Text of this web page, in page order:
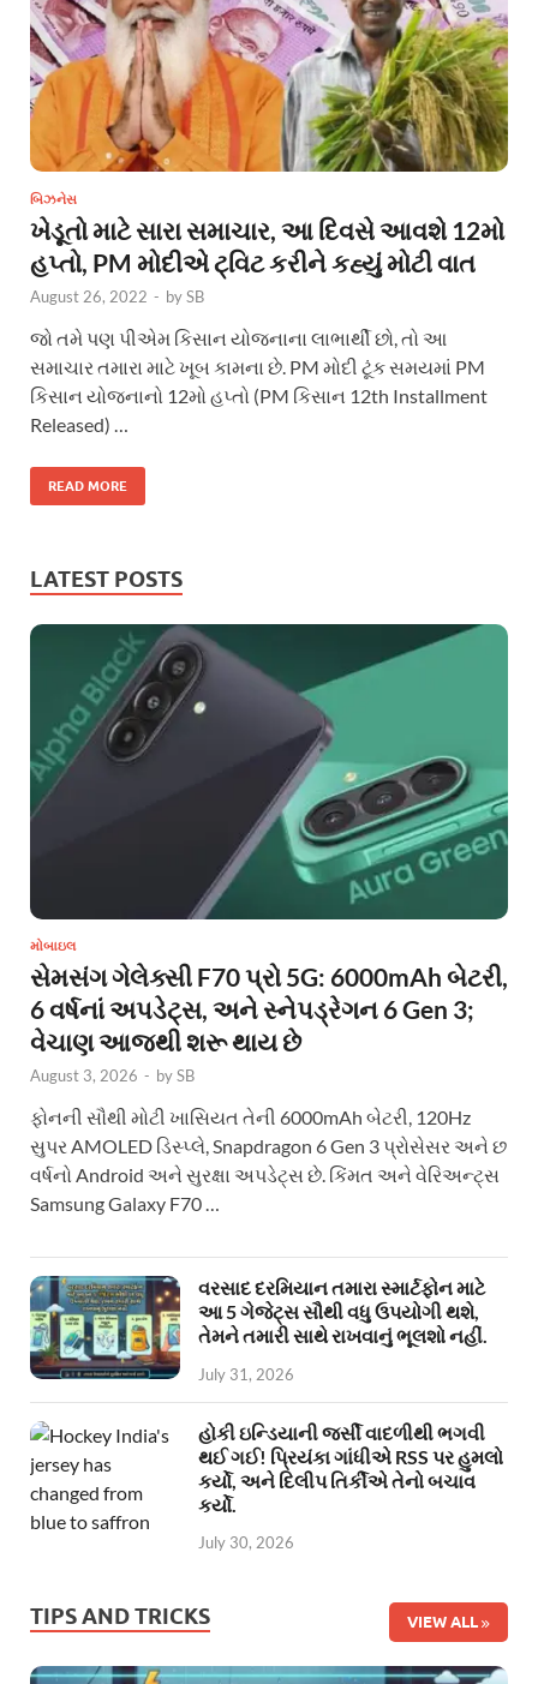
બિઝનેસ
ખેડૂતો માટે સારા સમાચાર, આ દિવસે આવશે 12મો
હપ્તો, PM મોદીએ ટ્વિટ કરીને કહ્યું મોટી વાત
August 26, 2022 - bySB
જો તમે પણ પીએમ કિસાન યોજનાના લાભાર્થી છો, તો આ
સમાચાર તમારા માટે ખૂબ કામના છે. PM મોદી ટૂંક સમયમાં PM
કિસાન યોજનાનો 12મો હપ્તો (PM કિસાન 12th Installment
Released) …
READ MORE
LATEST POSTS
મોબાઇલ
સેમસંગ ગેલેક્સી F70 પ્રો 5G: 6000mAh બેટરી,
6 વર્ષનાં અપડેટ્સ, અને સ્નેપડ્રેગન 6 Gen 3;
વેચાણ આજથી શરૂ થાય છે
August 3, 2026 - bySB
ફોનની સૌથી મોટી ખાસિયત તેની 6000mAh બેટરી, 120Hz
સુપર AMOLED ડિસ્પ્લે, Snapdragon 6 Gen 3 પ્રોસેસર અને છ
વર્ષનો Android અને સુરક્ષા અપડેટ્સ છે. કિંમત અને વેરિઅન્ટ્સ
Samsung Galaxy F70 …
વરસાદ દરમિયાન તમારા સ્માર્ટફોન માટે
આ 5 ગેજેટ્સ સૌથી વધુ ઉપયોગી થશે,
તેમને તમારી સાથે રાખવાનું ભૂલશો નહીં.
July 31, 2026
હોકી ઇન્ડિયાની જર્સી વાદળીથી ભગવી
થઈ ગઈ! પ્રિયંકા ગાંધીએ RSS પર હુમલો
કર્યો, અને દિલીપ તિર્કીએ તેનો બચાવ
કર્યો.
July 30, 2026
TIPS AND TRICKS VIEW ALL